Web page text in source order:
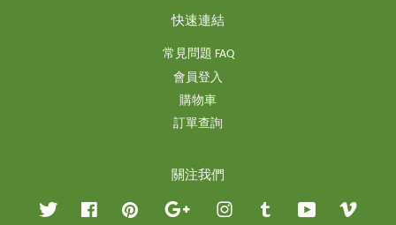
快速連結
常見問題 FAQ
會員登入
購物車
訂單查詢
關注我們
Twitter Facebook Pinterest Google InstagramTumblr YouTube